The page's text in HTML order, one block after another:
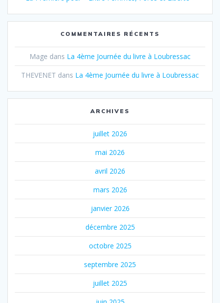
COMMENTAIRES RÉCENTS
Mage dans La 4ème Journée du livre à Loubressac
THEVENET dans La 4ème Journée du livre à Loubressac
ARCHIVES
juillet 2026
mai 2026
avril 2026
mars 2026
janvier 2026
décembre 2025
octobre 2025
septembre 2025
juillet 2025